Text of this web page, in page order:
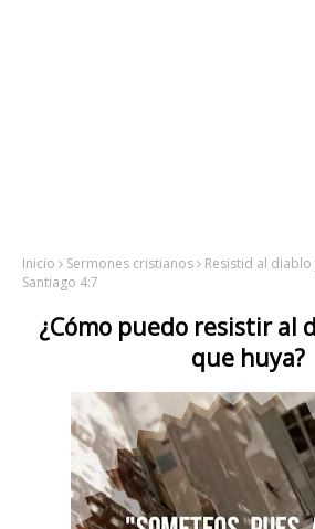
Inicio Sermones cristianos
Resistid al
Santiago 4:7
¿Cómo puedo resistir al
que huya?